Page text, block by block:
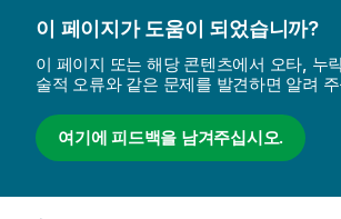
이 페이지가 도움이 되었습니까?
이 페이지 또는 해당 콘텐츠에서 오타, 누
술적 오류와 같은 문제를 발견하면 알려
여기에 피드백을 남겨주십시오.